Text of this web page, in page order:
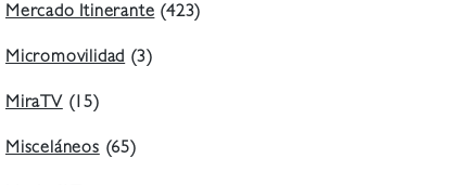
Mercado Itinerante(423)
Micromovilidad(3)
MiraTV(15)
Misceláneos(65)